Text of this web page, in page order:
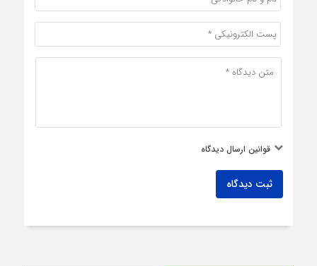
قوانین ارسال دیدگاه
ثبت دیدگاه